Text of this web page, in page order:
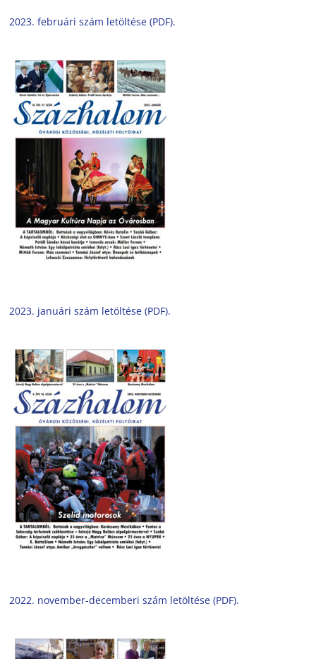
2023. februári szám letöltése (PDF).
2023. januári szám letöltése (PDF).
2022. november-decemberi szám letöltése (PDF).